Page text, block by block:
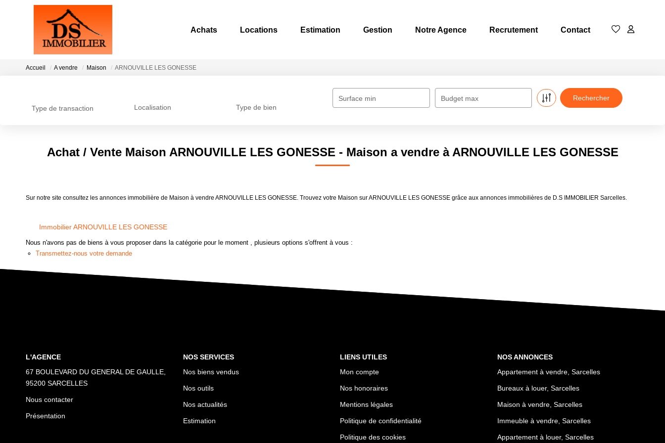
Achats Locations Estimation Gestion Notre Agence Recrutement Contact
Accueil A vendre Maison ARNOUVILLE LES GONESSE
Type de transaction Localisation Type de bien
Surface min Budget max
Achat / Vente Maison ARNOUVILLE LES GONESSE - Maison a vendre à ARNOUVILLE LES GONESSE
Sur notre site consultez les annonces immobilière de Maison à vendre ARNOUVILLE LES GONESSE. Trouvez votre Maison sur ARNOUVILLE LES GONESSE grâce aux annonces immobilières de D.S IMMOBILIER Sarcelles.
Immobilier ARNOUVILLE LES GONESSE
Nous n'avons pas de biens à vous proposer dans la catégorie pour le moment , plusieurs options s'offrent à vous :
Transmettez-nous votre demande
L'AGENCE
67 BOULEVARD DU GENERAL DE GAULLE,
95200 SARCELLES
Nous contacter
Présentation
NOS SERVICES
Nos biens vendus
Nos outils
Nos actualités
Estimation
LIENS UTILES
Mon compte
Nos honoraires
Mentions légales
Politique de confidentialité
Politique des cookies
NOS ANNONCES
Appartement à vendre, Sarcelles
Bureaux à louer, Sarcelles
Maison à vendre, Sarcelles
Immeuble à vendre, Sarcelles
Appartement à louer, Sarcelles